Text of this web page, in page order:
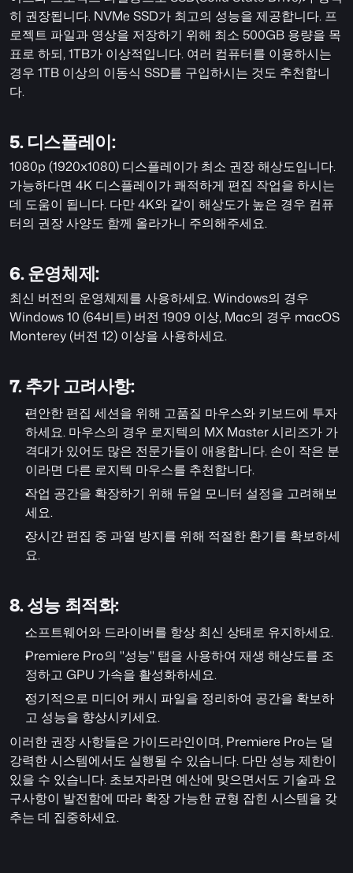
히 권장됩니다. NVMe SSD가 최고의 성능을 제공합니다. 프
로젝트 파일과 영상을 저장하기 위해 최소 500GB 용량을 목
표로 하되, 1TB가 이상적입니다. 여러 컴퓨터를 이용하시는
경우 1TB 이상의 이동식 SSD를 구입하시는 것도 추천합니
다.
5. 디스플레이:
1080p (1920x1080) 디스플레이가 최소 권장 해상도입니다.
가능하다면 4K 디스플레이가 쾌적하게 편집 작업을 하시는
데 도움이 됩니다. 다만 4K와 같이 해상도가 높은 경우 컴퓨
터의 권장 사양도 함께 올라가니 주의해주세요.
6. 운영체제:
최신 버전의 운영체제를 사용하세요. Windows의 경우
Windows 10 (64비트) 버전 1909 이상, Mac의 경우 macOS
Monterey (버전 12) 이상을 사용하세요.
7. 추가 고려사항:
편안한 편집 세션을 위해 고품질 마우스와 키보드에 투자
하세요. 마우스의 경우 로지텍의 MX Master 시리즈가 가
격대가 있어도 많은 전문가들이 애용합니다. 손이 작은 분
이라면 다른 로지텍 마우스를 추천합니다.
작업 공간을 확장하기 위해 듀얼 모니터 설정을 고려해보
세요.
장시간 편집 중 과열 방지를 위해 적절한 환기를 확보하세
요.
8. 성능 최적화:
소프트웨어와 드라이버를 항상 최신 상태로 유지하세요.
Premiere Pro의 "성능" 탭을 사용하여 재생 해상도를 조
정하고 GPU 가속을 활성화하세요.
정기적으로 미디어 캐시 파일을 정리하여 공간을 확보하
고 성능을 향상시키세요.
이러한 권장 사항들은 가이드라인이며, Premiere Pro는 덜
강력한 시스템에서도 실행될 수 있습니다. 다만 성능 제한이
있을 수 있습니다. 초보자라면 예산에 맞으면서도 기술과 요
구사항이 발전함에 따라 확장 가능한 균형 잡힌 시스템을 갖
추는 데 집중하세요.